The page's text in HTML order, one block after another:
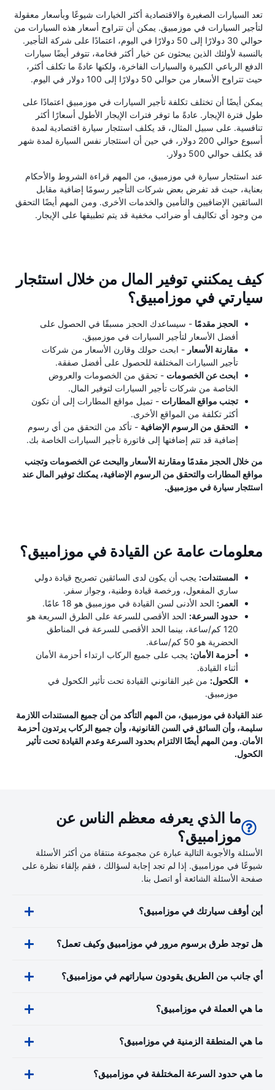
تعد السيارات الصغيرة والاقتصادية أكثر الخيارات شيوعًا وبأسعار معقولة
لتأجير السيارات في موزمبيق. يمكن أن تتراوح أسعار هذه السيارات من
حوالي 30 دولارًا إلى 50 دولارًا في اليوم، اعتمادًا على شركة التأجير.
بالنسبة لأولئك الذين يبحثون عن خيار أكثر فخامة، تتوفر أيضًا سيارات
الدفع الرباعي الكبيرة والسيارات الفاخرة، ولكنها عادةً ما تكلف أكثر،
حيث تتراوح الأسعار من حوالي 50 دولارًا إلى 100 دولار في اليوم.
يمكن أيضًا أن تختلف تكلفة تأجير السيارات في موزمبيق اعتمادًا على
طول فترة الإيجار. عادةً ما توفر فترات الإيجار الأطول أسعارًا أكثر
تنافسية. على سبيل المثال، قد يكلف استئجار سيارة اقتصادية لمدة
أسبوع حوالي 200 دولار، في حين أن استئجار نفس السيارة لمدة شهر
قد يكلف حوالي 500 دولار.
عند استئجار سيارة في موزمبيق، من المهم قراءة الشروط والأحكام
بعناية، حيث قد تفرض بعض شركات التأجير رسومًا إضافية مقابل
السائقين الإضافيين والتأمين والخدمات الأخرى. ومن المهم أيضًا التحقق
من وجود أي تكاليف أو ضرائب مخفية قد يتم تطبيقها على الإيجار.
كيف يمكنني توفير المال من خلال استئجار
سيارتي في موزامبيق؟
الحجز مقدمًا - سيساعدك الحجز مسبقًا في الحصول على
أفضل الأسعار لتأجير السيارات في موزمبيق.
مقارنة الأسعار - ابحث حولك وقارن الأسعار من شركات
تأجير السيارات المختلفة للحصول على أفضل صفقة.
ابحث عن الخصومات - تحقق من الخصومات والعروض
الخاصة من شركات تأجير السيارات لتوفير المال.
تجنب مواقع المطارات - تميل مواقع المطارات إلى أن تكون
أكثر تكلفة من المواقع الأخرى.
التحقق من الرسوم الإضافية - تأكد من التحقق من أي رسوم
إضافية قد تتم إضافتها إلى فاتورة تأجير السيارات الخاصة بك.
من خلال الحجز مقدمًا ومقارنة الأسعار والبحث عن الخصومات وتجنب
مواقع المطارات والتحقق من الرسوم الإضافية، يمكنك توفير المال عند
استئجار سيارة في موزمبيق.
معلومات عامة عن القيادة في موزامبيق؟
المستندات: يجب أن يكون لدى السائقين تصريح قيادة دولي
ساري المفعول، ورخصة قيادة وطنية، وجواز سفر.
العمر: الحد الأدنى لسن القيادة في موزمبيق هو 18 عامًا.
حدود السرعة: الحد الأقصى للسرعة على الطرق السريعة هو
120 كم/ساعة، بينما الحد الأقصى للسرعة في المناطق
الحضرية هو 50 كم/ساعة.
أحزمة الأمان: يجب على جميع الركاب ارتداء أحزمة الأمان
أثناء القيادة.
الكحول: من غير القانوني القيادة تحت تأثير الكحول في
موزمبيق.
عند القيادة في موزمبيق، من المهم التأكد من أن جميع المستندات اللازمة
سليمة، وأن السائق في السن القانونية، وأن جميع الركاب يرتدون أحزمة
الأمان. ومن المهم أيضًا الالتزام بحدود السرعة وعدم القيادة تحت تأثير
الكحول.
ما الذي يعرفه معظم الناس عن
موزامبيق؟
الأسئلة والأجوبة التالية عبارة عن مجموعة منتقاة من أكثر الأسئلة
شيوعًا في موزامبيق. إذا لم تجد إجابة لسؤالك ، فقم بإلقاء نظرة على
صفحة الأسئلة الشائعة أو اتصل بنا.
أين أوقف سيارتك في موزامبيق؟
هل توجد طرق برسوم مرور في موزامبيق وكيف تعمل؟
أي جانب من الطريق يقودون سياراتهم في موزامبيق؟
ما هي العملة في موزامبيق؟
ما هي المنطقة الزمنية في موزامبيق؟
ما هي حدود السرعة المختلفة في موزامبيق؟